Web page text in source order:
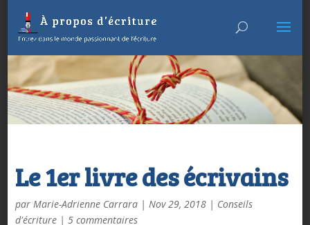
Le 1er livre des écrivains
par Marie-Adrienne Carrara| Nov 29, 2018| Conseils
d'écriture| 5 commentaires